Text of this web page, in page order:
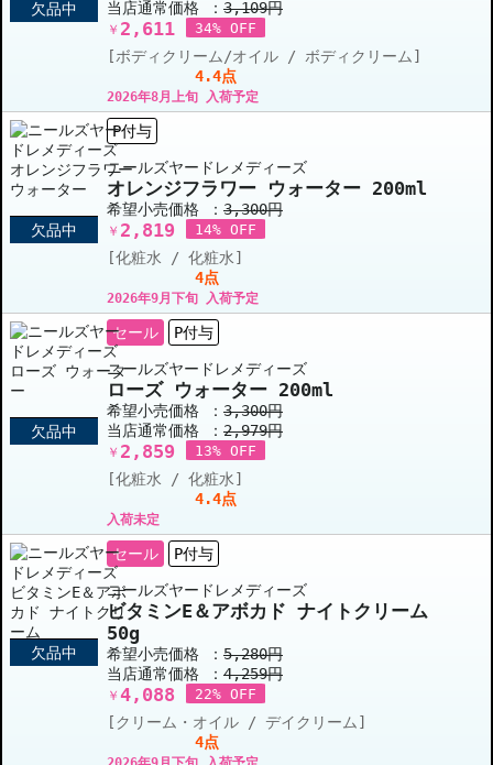
欠品中
当店通常価格 ： 3,109円
￥ 2,611 34% OFF
[ボディクリーム/オイル / ボディクリーム]
4.4点
2026年8月上旬 入荷予定
欠品中
P付与
ニールズヤードレメディーズ
オレンジフラワー ウォーター 200ml
希望小売価格 ： 3,300円
￥ 2,819 14% OFF
[化粧水 / 化粧水]
4点
2026年9月下旬 入荷予定
欠品中
セール P付与
ニールズヤードレメディーズ
ローズ ウォーター 200ml
希望小売価格 ： 3,300円
当店通常価格 ： 2,979円
￥ 2,859 13% OFF
[化粧水 / 化粧水]
4.4点
入荷未定
欠品中
セール P付与
ニールズヤードレメディーズ
ビタミンE＆アボカド ナイトクリーム
50g
希望小売価格 ： 5,280円
当店通常価格 ： 4,259円
￥ 4,088 22% OFF
[クリーム・オイル / デイクリーム]
4点